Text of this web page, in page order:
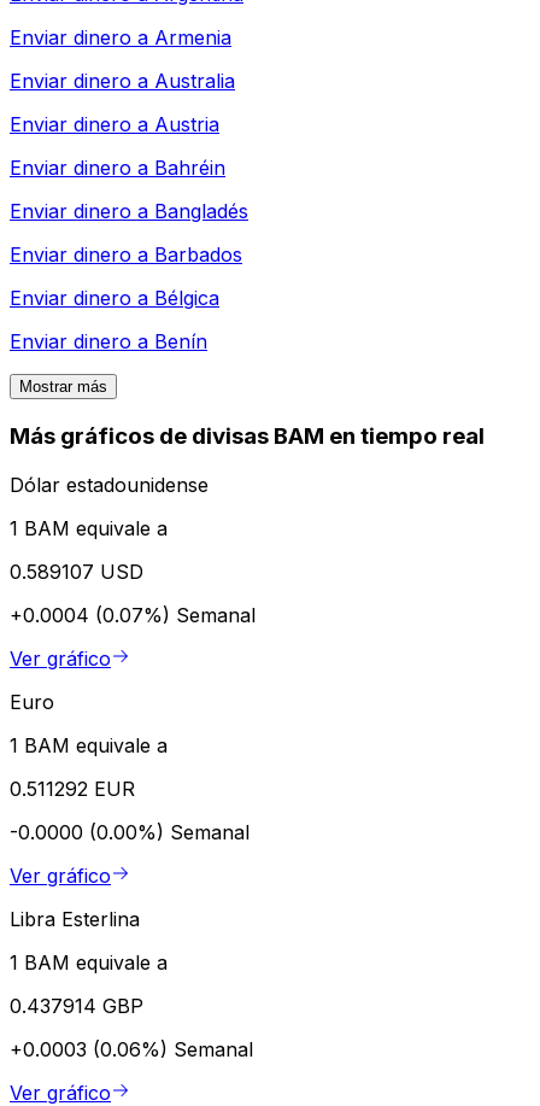
Enviar dinero a Armenia
Enviar dinero a Australia
Enviar dinero a Austria
Enviar dinero a Bahréin
Enviar dinero a Bangladés
Enviar dinero a Barbados
Enviar dinero a Bélgica
Enviar dinero a Benín
Mostrar más
Más gráficos de divisas BAM en tiempo real
Dólar estadounidense
1 BAM equivale a
0.589107 USD
+0.0004 (0.07%) Semanal
Ver gráfico
Euro
1 BAM equivale a
0.511292 EUR
-0.0000 (0.00%) Semanal
Ver gráfico
Libra Esterlina
1 BAM equivale a
0.437914 GBP
+0.0003 (0.06%) Semanal
Ver gráfico